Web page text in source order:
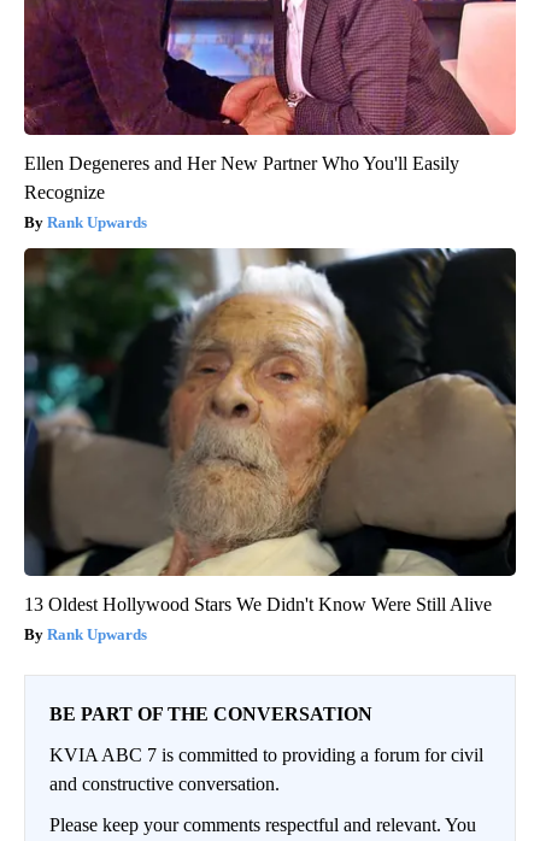
Ellen Degeneres and Her New Partner Who You'll Easily
Recognize
Rank Upwards
13 Oldest Hollywood Stars We Didn't Know Were Still Alive
Rank Upwards
BE PART OF THE CONVERSATION
KVIA ABC 7 is committed to providing a forum for civil
and constructive conversation.
Please keep your comments respectful and relevant. You